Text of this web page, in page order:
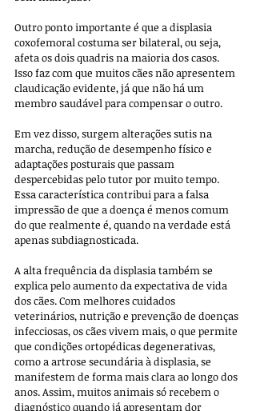
Outro ponto importante é que a displasia
coxofemoral costuma ser bilateral, ou seja,
afeta os dois quadris na maioria dos casos.
Isso faz com que muitos cães não apresentem
claudicação evidente, já que não há um
membro saudável para compensar o outro.
Em vez disso, surgem alterações sutis na
marcha, redução de desempenho físico e
adaptações posturais que passam
despercebidas pelo tutor por muito tempo.
Essa característica contribui para a falsa
impressão de que a doença é menos comum
do que realmente é, quando na verdade está
apenas subdiagnosticada.
A alta frequência da displasia também se
explica pelo aumento da expectativa de vida
dos cães. Com melhores cuidados
veterinários, nutrição e prevenção de doenças
infecciosas, os cães vivem mais, o que permite
que condições ortopédicas degenerativas,
como a artrose secundária à displasia, se
manifestem de forma mais clara ao longo dos
anos. Assim, muitos animais só recebem o
diagnóstico quando já apresentam dor